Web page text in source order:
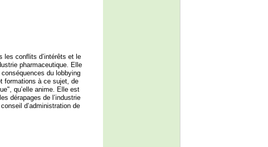
les conflits d’intérêts et le
pharmaceutique. Elle
du lobbying
formations à ce sujet, de
qu’elle anime. Elle est
dérapages de l’industrie
d’administration de